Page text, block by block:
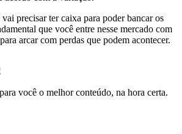
precisar ter caixa para poder bancar os
que você entre nesse mercado com
arcar com perdas que podem acontecer.
você o melhor conteúdo, na hora certa.